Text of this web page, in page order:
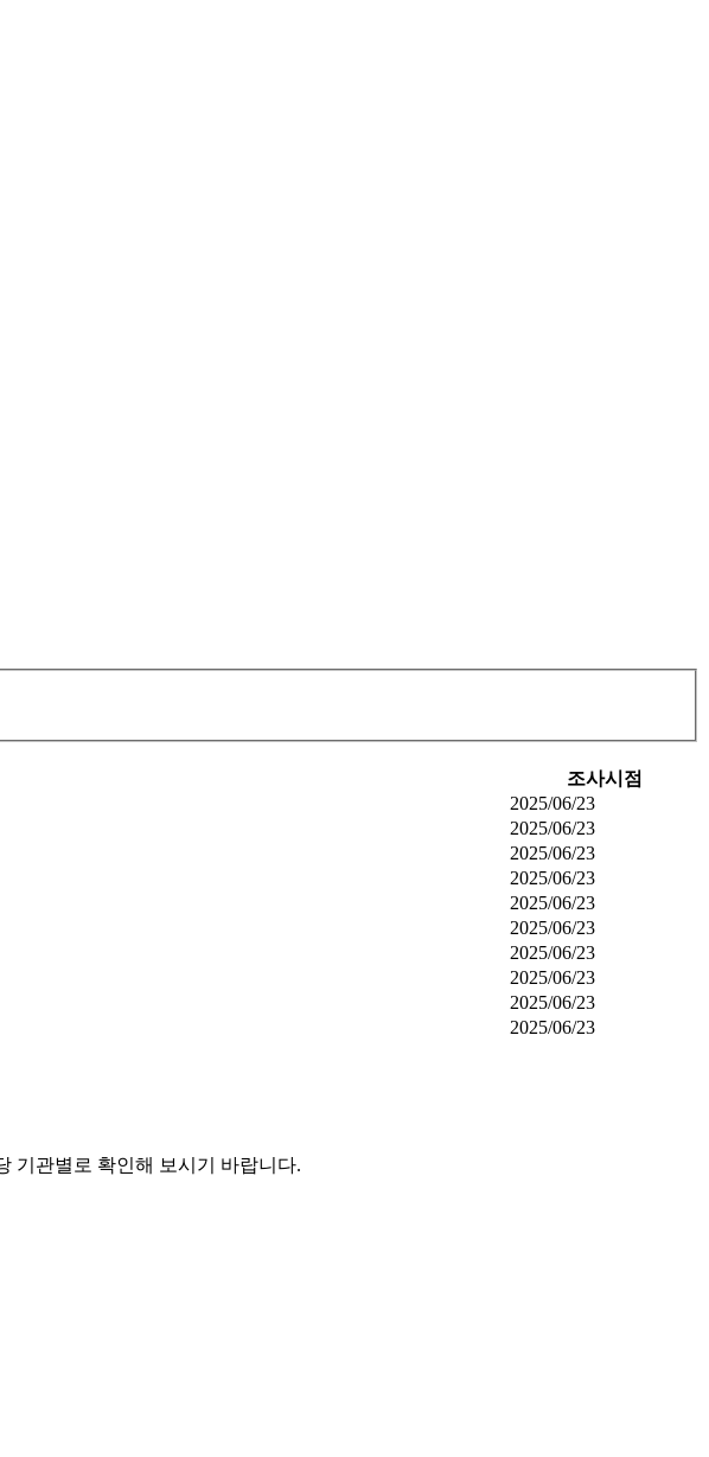
조사시점
2025/06/23
2025/06/23
2025/06/23
2025/06/23
2025/06/23
2025/06/23
2025/06/23
2025/06/23
2025/06/23
2025/06/23
기관별로 확인해 보시기 바랍니다.